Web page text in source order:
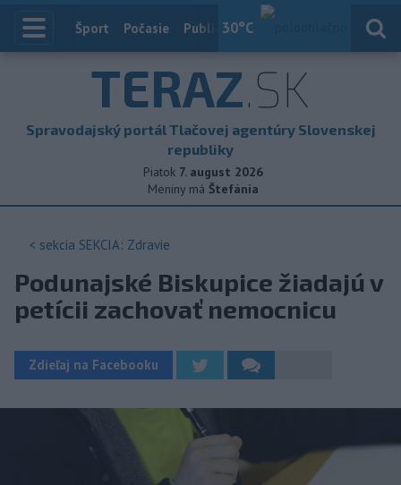
30°C
Index
Šport Počasie Publicistika
TERAZ.SK
Spravodajský portál Tlačovej agentúry Slovenskej
republiky
Piatok 7. august 2026
Meniny má Štefánia
< sekcia SEKCIA: Zdravie
Podunajské Biskupice žiadajú v
petícii zachovať nemocnicu
Zdieľaj na Facebooku